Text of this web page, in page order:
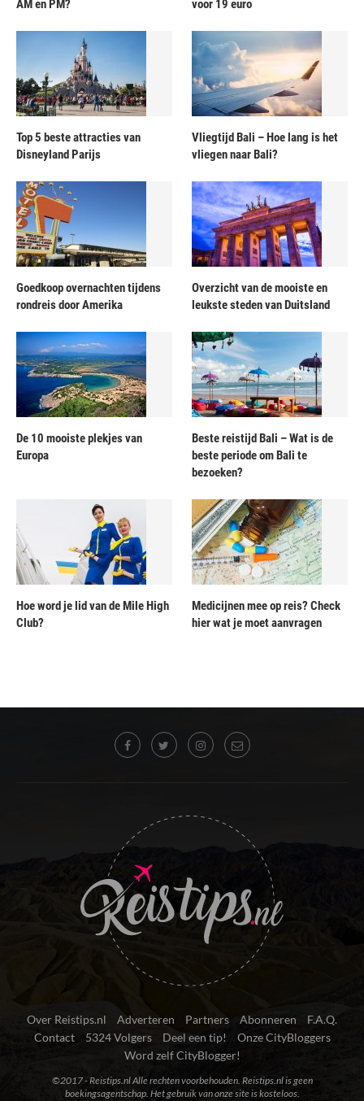
AM en PM?
voor 19 euro
Top 5 beste attracties van
Disneyland Parijs
Vliegtijd Bali – Hoe lang is het
vliegen naar Bali?
Goedkoop overnachten tijdens
rondreis door Amerika
Overzicht van de mooiste en
leukste steden van Duitsland
De 10 mooiste plekjes van
Europa
Beste reistijd Bali – Wat is de
beste periode om Bali te
bezoeken?
Hoe word je lid van de Mile High
Club?
Medicijnen mee op reis? Check
hier wat je moet aanvragen
Over Reistips.nl Adverteren Partners Abonneren
F.A.Q.
Contact
5324 Volgers Deel een tip!
Onze CityBloggers
Word zelf CityBlogger!
©2017 - Reistips.nl Alle rechten voorbehouden. Reistips.nl is geen
boekingsagentschap. Het gebruik van onze site is kosteloos.